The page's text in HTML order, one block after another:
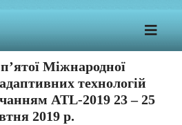
Міжнародної
технологій
ATL-2019 23 – 25
2019 р.